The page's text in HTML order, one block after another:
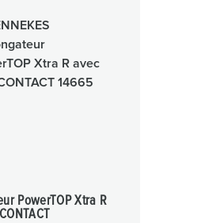
PowerTOP Xtra R